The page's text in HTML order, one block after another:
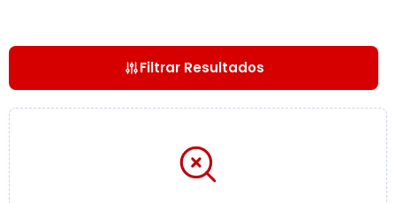
Filtrar Resultados